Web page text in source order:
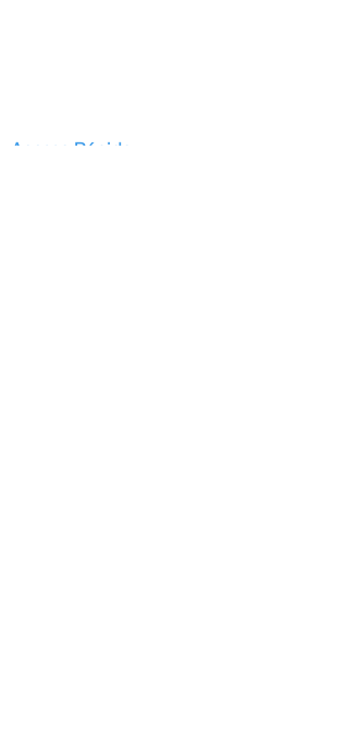
Acesso Rápido